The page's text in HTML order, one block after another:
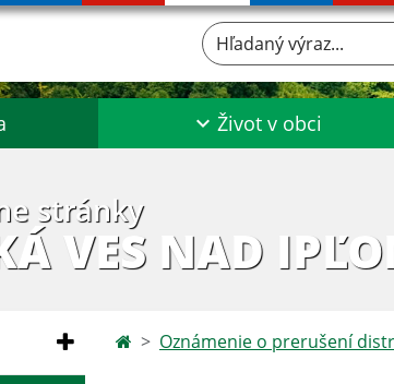
Hľadaný výraz...
Život v obci
stránky
VES NAD
Oznámenie o prerušení